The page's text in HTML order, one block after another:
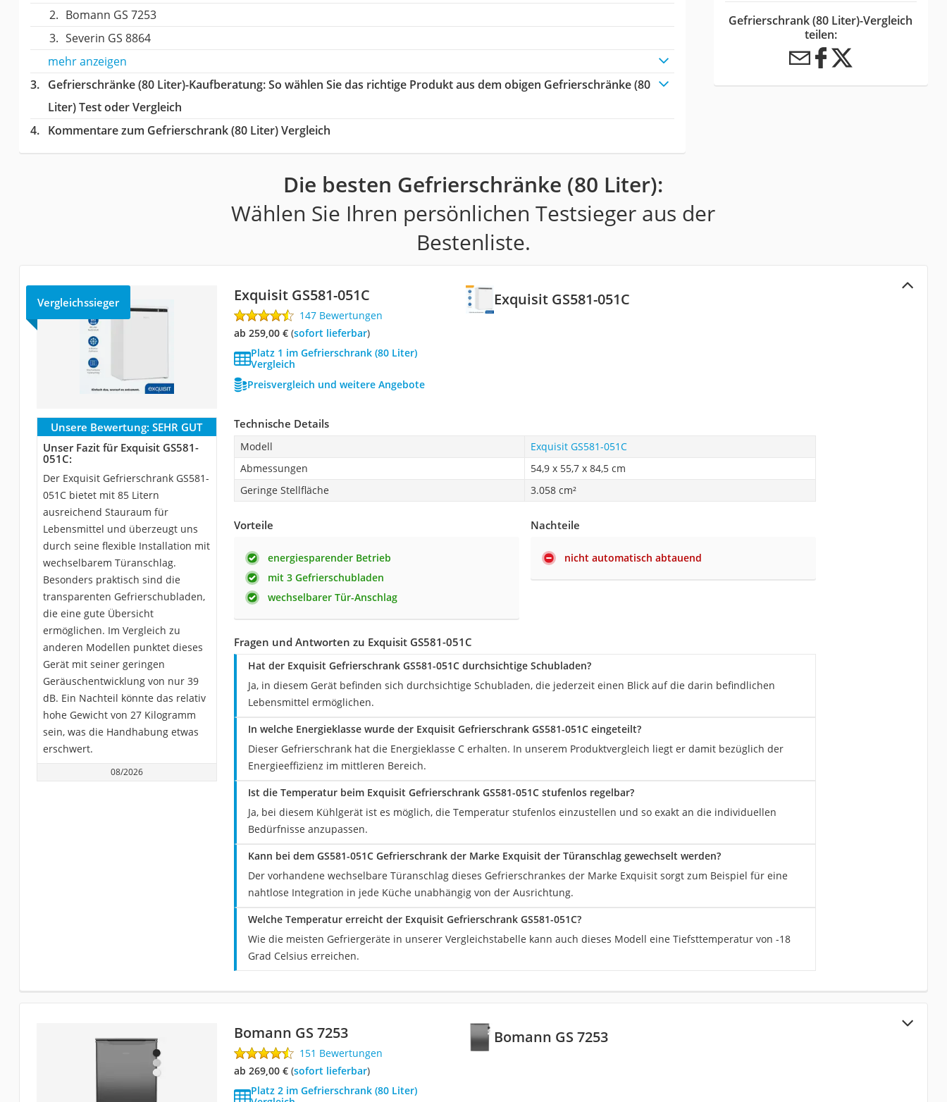
Bomann GS 7253
Severin GS 8864
mehr anzeigen
Gefrierschränke (80 Liter)-Kaufberatung: So wählen Sie das richtige Produkt aus dem obigen Gefrierschränke (80
Liter) Test oder Vergleich
Kommentare zum Gefrierschrank (80 Liter) Vergleich
Gefrierschrank (80 Liter)-Vergleich
teilen:
Die besten Gefrierschränke (80 Liter):
Wählen Sie Ihren persönlichen Testsieger aus der
Bestenliste.
Exquisit GS581-051C
Vergleichssieger Exquisit GS581-051C
147 Bewertungen
ab 259,00 €( Sofort lieferbar)
Platz 1 im Gefrierschrank (80 Liter)
Vergleich
Preisvergleich und weitere Angebote
Unsere Bewertung: SEHR GUT
Unser Fazit für Exquisit GS581-
051C:
Der Exquisit Gefrierschrank GS581-
051C bietet mit 85 Litern
ausreichend Stauraum für
Lebensmittel und überzeugt uns
durch seine flexible Installation mit
wechselbarem Türanschlag.
Besonders praktisch sind die
transparenten Gefrierschubladen,
die eine gute Übersicht
ermöglichen. Im Vergleich zu
anderen Modellen punktet dieses
Gerät mit seiner geringen
Geräuschentwicklung von nur 39
dB. Ein Nachteil könnte das relativ
hohe Gewicht von 27 Kilogramm
sein, was die Handhabung etwas
erschwert.
08/2026
Technische Details
Modell
Exquisit GS581-051C
Abmessungen
54,9 x 55,7 x 84,5 cm
Geringe Stellfläche
3.058 cm²
Vorteile
energiesparender Betrieb
mit 3 Gefrierschubladen
wechselbarer Tür-Anschlag
Nachteile
nicht automatisch abtauend
Fragen und Antworten zu Exquisit GS581-051C
Hat der Exquisit Gefrierschrank GS581-051C durchsichtige Schubladen?
Ja, in diesem Gerät befinden sich durchsichtige Schubladen, die jederzeit einen Blick auf die darin befindlichen
Lebensmittel ermöglichen.
In welche Energieklasse wurde der Exquisit Gefrierschrank GS581-051C eingeteilt?
Dieser Gefrierschrank hat die Energieklasse C erhalten. In unserem Produktvergleich liegt er damit bezüglich der
Energieeffizienz im mittleren Bereich.
Ist die Temperatur beim Exquisit Gefrierschrank GS581-051C stufenlos regelbar?
Ja, bei diesem Kühlgerät ist es möglich, die Temperatur stufenlos einzustellen und so exakt an die individuellen
Bedürfnisse anzupassen.
Kann bei dem GS581-051C Gefrierschrank der Marke Exquisit der Türanschlag gewechselt werden?
Der vorhandene wechselbare Türanschlag dieses Gefrierschrankes der Marke Exquisit sorgt zum Beispiel für eine
nahtlose Integration in jede Küche unabhängig von der Ausrichtung.
Welche Temperatur erreicht der Exquisit Gefrierschrank GS581-051C?
Wie die meisten Gefriergeräte in unserer Vergleichstabelle kann auch dieses Modell eine Tiefsttemperatur von -18
Grad Celsius erreichen.
Bomann GS 7253
Bomann GS 7253
151 Bewertungen
ab 269,00 €( Sofort lieferbar)
Platz 2 im Gefrierschrank (80 Liter)